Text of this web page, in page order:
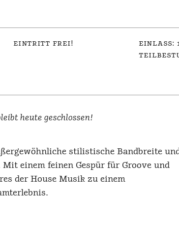
eintritt frei!
einlass:
heute geschlossen!
stilistische Bandbreite
einem feinen Gespür für Groove und
der House Musik zu einem